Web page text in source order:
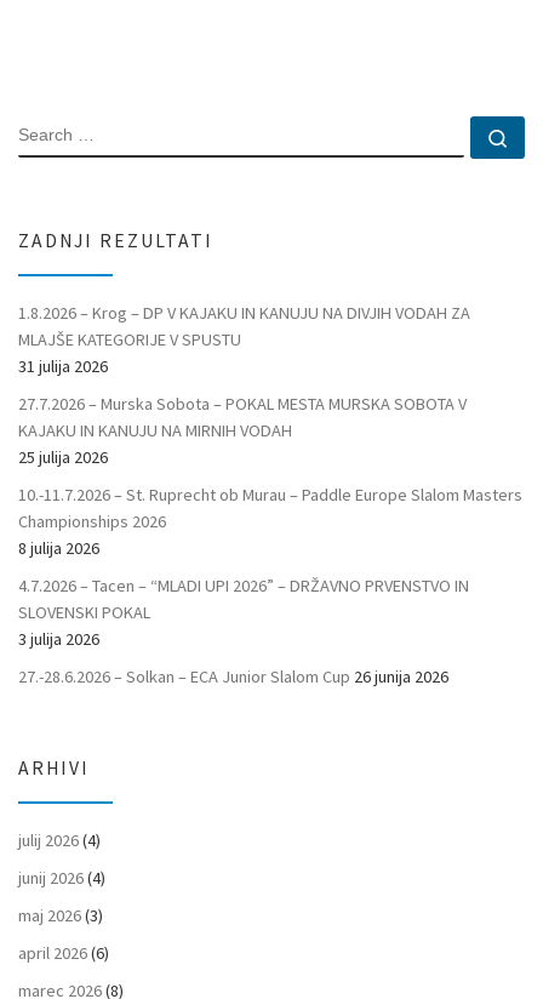
SEARCH
ZADNJI REZULTATI
1.8.2026 – Krog – DP V KAJAKU IN KANUJU NA DIVJIH VODAH ZA
MLAJŠE KATEGORIJE V SPUSTU
31 julija 2026
27.7.2026 – Murska Sobota – POKAL MESTA MURSKA SOBOTA V
KAJAKU IN KANUJU NA MIRNIH VODAH
25 julija 2026
10.-11.7.2026 – St. Ruprecht ob Murau – Paddle Europe Slalom Masters
Championships 2026
8 julija 2026
4.7.2026 – Tacen – “MLADI UPI 2026” – DRŽAVNO PRVENSTVO IN
SLOVENSKI POKAL
3 julija 2026
27.-28.6.2026 – Solkan – ECA Junior Slalom Cup 26 junija 2026
ARHIVI
julij 2026(4)
junij 2026(4)
maj 2026(3)
april 2026(6)
marec 2026(8)